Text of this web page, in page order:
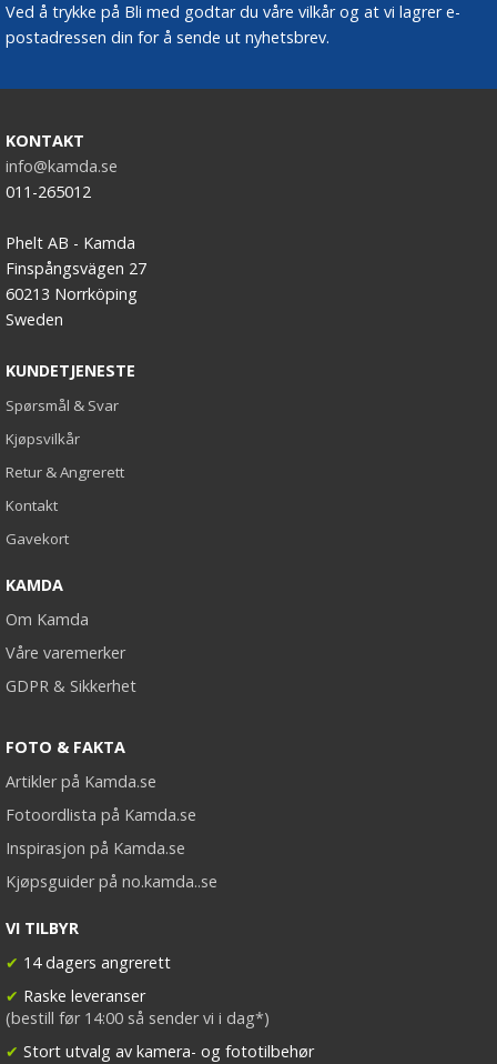
Ved å trykke på Bli med godtar du våre vilkår og at vi lagrer e-
postadressen din for å sende ut nyhetsbrev.
KONTAKT
info@kamda.se
011-265012
Phelt AB - Kamda
Finspångsvägen 27
60213 Norrköping
Sweden
KUNDETJENESTE
Spørsmål & Svar
Kjøpsvilkår
Retur & Angrerett
Kontakt
Gavekort
KAMDA
Om Kamda
Våre varemerker
GDPR & Sikkerhet
FOTO & FAKTA
Artikler på Kamda.se
Fotoordlista på Kamda.se
Inspirasjon på Kamda.se
Kjøpsguider på no.kamda..se
VI TILBYR
✔ 14 dagers angrerett
✔ Raske leveranser
(bestill før 14:00 så sender vi i dag*)
✔ Stort utvalg av kamera- og fototilbehør